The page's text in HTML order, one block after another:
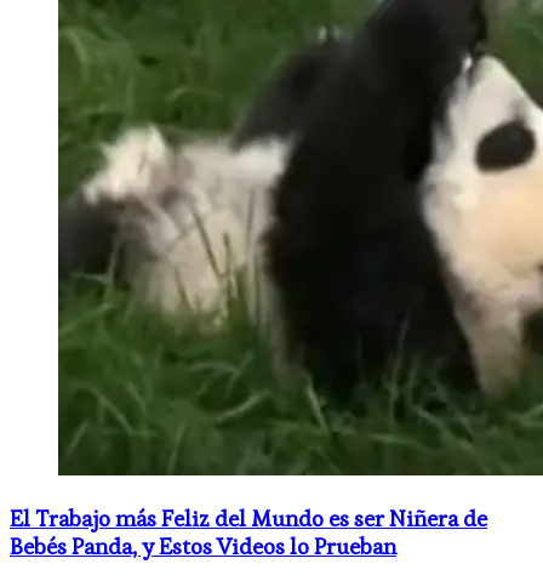
El Trabajo más Feliz del Mundo es ser Niñera de
Bebés Panda, y Estos Videos lo Prueban